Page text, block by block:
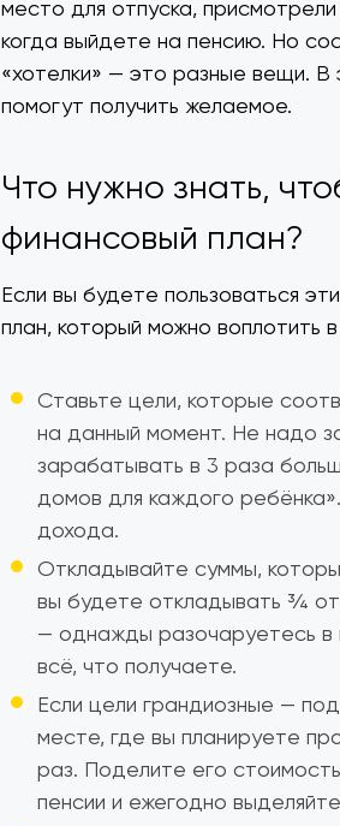
место для отпуска,
когда выйдете на пенсию. Но
«хотелки» — это разные вещи. В
помогут получить желаемое.
Что нужно знать,
финансовый план?
Если вы будете пользоваться
план, который можно воплотить в
Ставьте цели, которые
на данный момент. Не надо
зарабатывать в 3 раза
домов для каждого
дохода.
Откладывайте суммы,
вы будете откладывать ¾
— однажды разочаруетесь в
всё, что получаете.
Если цели грандиозные —
месте, где вы планируете
раз. Поделите его
пенсии и ежегодно